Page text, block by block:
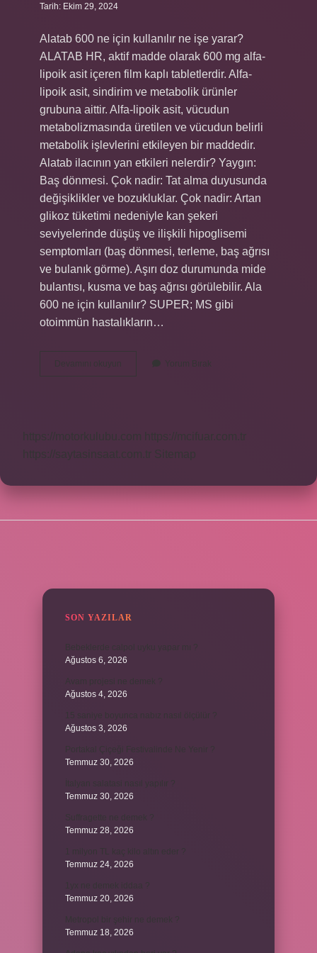
Tarih: Ekim 29, 2024
Alatab 600 ne için kullanılır ne işe yarar?
ALATAB HR, aktif madde olarak 600 mg alfa-
lipoik asit içeren film kaplı tabletlerdir. Alfa-
lipoik asit, sindirim ve metabolik ürünler
grubuna aittir. Alfa-lipoik asit, vücudun
metabolizmasında üretilen ve vücudun belirli
metabolik işlevlerini etkileyen bir maddedir.
Alatab ilacının yan etkileri nelerdir? Yaygın:
Baş dönmesi. Çok nadir: Tat alma duyusunda
değişiklikler ve bozukluklar. Çok nadir: Artan
glikoz tüketimi nedeniyle kan şekeri
seviyelerinde düşüş ve ilişkili hipoglisemi
semptomları (baş dönmesi, terleme, baş ağrısı
ve bulanık görme). Aşırı doz durumunda mide
bulantısı, kusma ve baş ağrısı görülebilir. Ala
600 ne için kullanılır? SUPER; MS gibi
otoimmün hastalıkların…
Devamını okuyun
600
Yorum Bırak
https://motorkulubu.com
https://mcifuar.com.tr
https://saytasinsaat.com.tr Sitemap
SON YAZILAR
Ağustos 6, 2026
Ağustos 4, 2026
Ağustos 3, 2026
Temmuz 30, 2026
Temmuz 30, 2026
Temmuz 28, 2026
Temmuz 24, 2026
Temmuz 20, 2026
Temmuz 18, 2026